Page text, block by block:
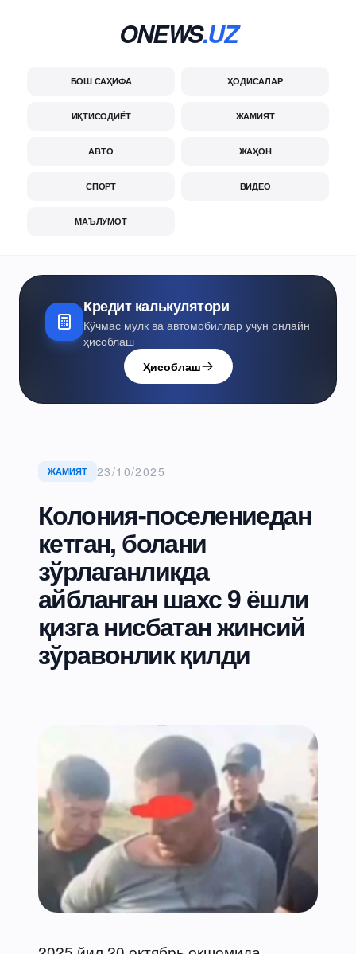
ONEWS.UZ
БОШ САҲИФА ҲОДИСАЛАР
ИҚТИСОДИЁТ ЖАМИЯТ
АВТО ЖАҲОН
СПОРТ ВИДЕО
МАЪЛУМОТ
Кредит калькулятори
Кўчмас мулк ва автомобиллар учун онлайн
ҳисоблаш
Ҳисоблаш
ЖАМИЯТ 23/10/2025
Колония-поселениедан
кетган, болани
зўрлаганликда
айбланган шахс 9 ёшли
қизга нисбатан жинсий
зўравонлик қилди